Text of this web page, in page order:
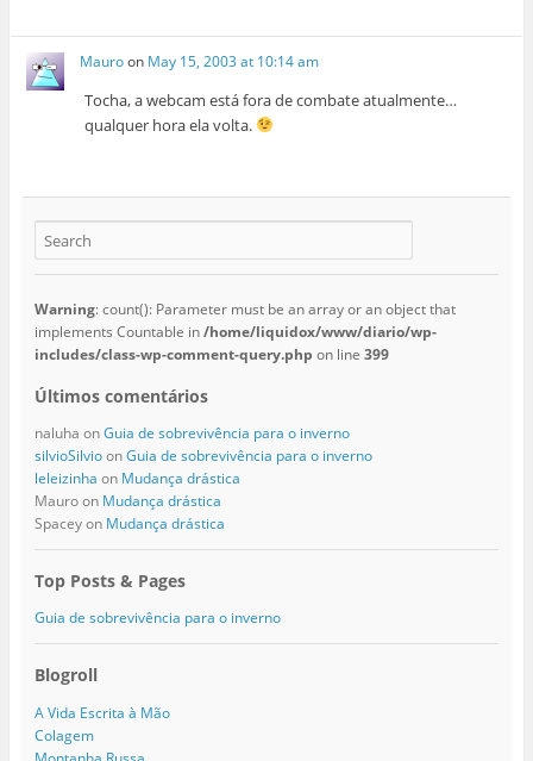
Mauroon May 15, 2003 at 10:14 am
Tocha, a webcam está fora de combate atualmente…
qualquer hora ela volta.
Warning: count(): Parameter must be an array or an object that
implements Countable in/home/liquidox/www/diario/wp-
includes/class-wp-comment-query.php on line 399
Últimos comentários
naluha onGuia de sobrevivência para o inverno
silvioSilvioonGuia de sobrevivência para o inverno
leleizinha on Mudança drástica
Mauroon Mudança drástica
Spaceyon Mudança drástica
Top Posts & Pages
Guia de sobrevivência para o inverno
Blogroll
A Vida Escrita à Mão
Colagem